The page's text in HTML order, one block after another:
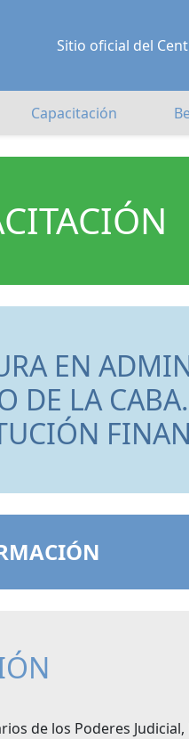
Sitio oficial del
Capacitación
EN
DE LA
de los Poderes